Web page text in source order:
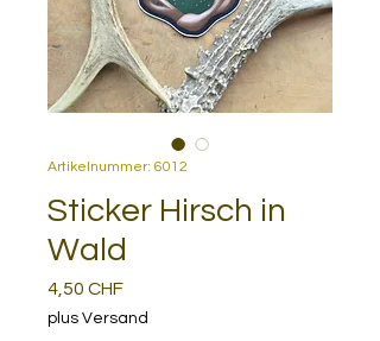
Artikelnummer: 6012
Sticker Hirsch in
Wald
4,50 CHFPreis
plus Versand